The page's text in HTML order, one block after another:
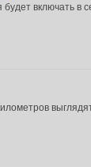
включать в